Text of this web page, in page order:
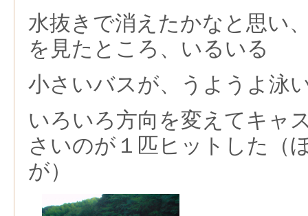
水抜きで消えたかなと思い
を見たところ、いるいる
小さいバスが、うようよ泳
いろいろ方向を変えてキャ
さいのが１匹ヒットした（
が）